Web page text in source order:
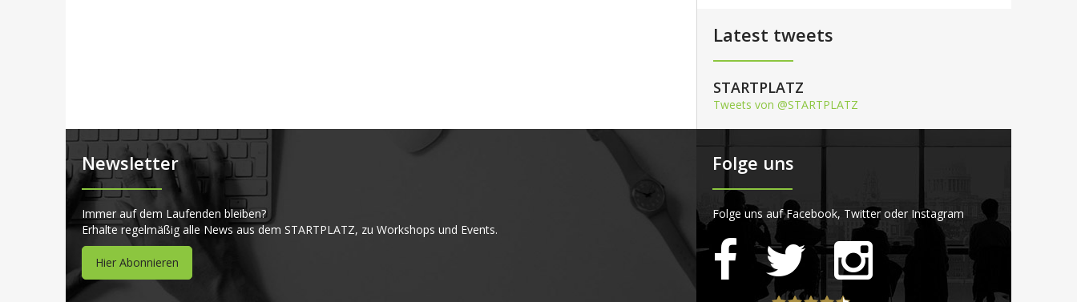
Latest tweets
STARTPLATZ
Tweets von @STARTPLATZ
Newsletter
Immer auf dem Laufenden bleiben?
Erhalte regelmäßig alle News aus dem STARTPLATZ, zu Workshops und Events.
Hier Abonnieren
Folge uns
Folge uns auf Facebook, Twitter oder Instagram